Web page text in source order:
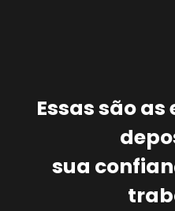
Essas são
sua